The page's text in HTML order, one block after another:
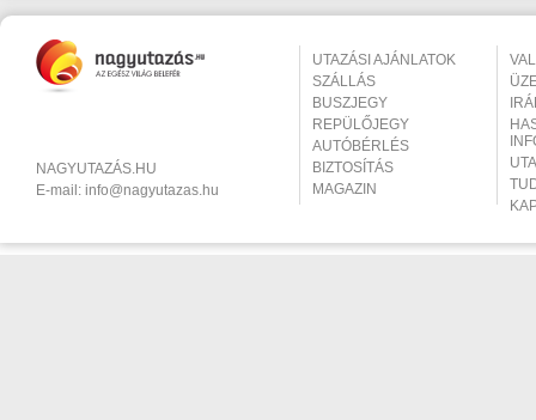
NAGYUTAZÁS.HU
E-mail: info@nagyutazas.hu
UTAZÁSI AJÁNLATOK
SZÁLLÁS
BUSZJEGY
REPÜLŐJEGY
AUTÓBÉRLÉS
BIZTOSÍTÁS
MAGAZIN